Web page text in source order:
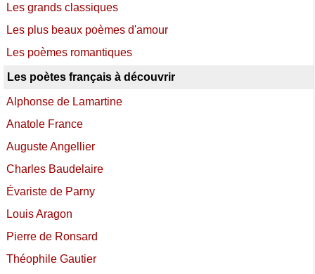
Les grands classiques
Les plus beaux poèmes d'amour
Les poèmes romantiques
Les poètes français à découvrir
Alphonse de Lamartine
Anatole France
Auguste Angellier
Charles Baudelaire
Évariste de Parny
Louis Aragon
Pierre de Ronsard
Théophile Gautier